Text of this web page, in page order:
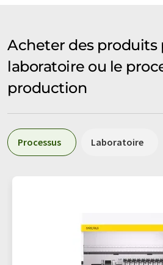
Acheter des produits
laboratoire ou le
production
Processus Laboratoire